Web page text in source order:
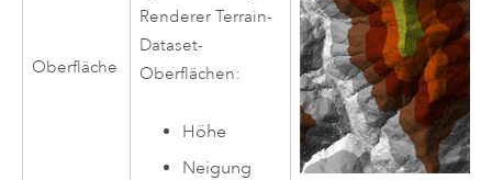
Oberfläche
Renderer Terrain-
Dataset-
Oberflächen:
Höhe
Neigung